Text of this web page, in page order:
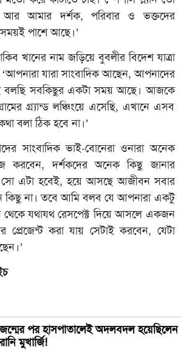
আর আমার দর্শক, পরিবার ও ভক্তদের
পাশে আছে।’
খানের নাম জড়িয়ে বুবলীর বিদেশ যাত্রা
যারা সাংবাদিক আছেন, আপনাদের
বলছি সবকিছুর একটা সময় আছে। আজকে
গ্র্যান্ড লঞ্চিংয়ে এসেছি, এখানে এসব
বলা ঠিক হবে না।’
সাংবাদিক ভাই-বোনেরা ওনারা অনেক
করবেন, দর্শকদের অনেক কিছু জানার
সো এটা হবেই, হয়ে আসছে আজীবন সবার
কিছু না। তবে আমি বলব যে আপনারা একটু
থেকে যথাযথ রেসপেক্ট দিয়ে আসলে একজন
প্রেজেন্ট করা যায় সেটাই করবেন, যেটা
পর হাসপাতালেই অদলবদল হয়েছিলেন
মুখার্জি!